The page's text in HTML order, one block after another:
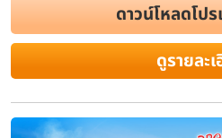
ดาวน์โหลดโป
ดูรายละ